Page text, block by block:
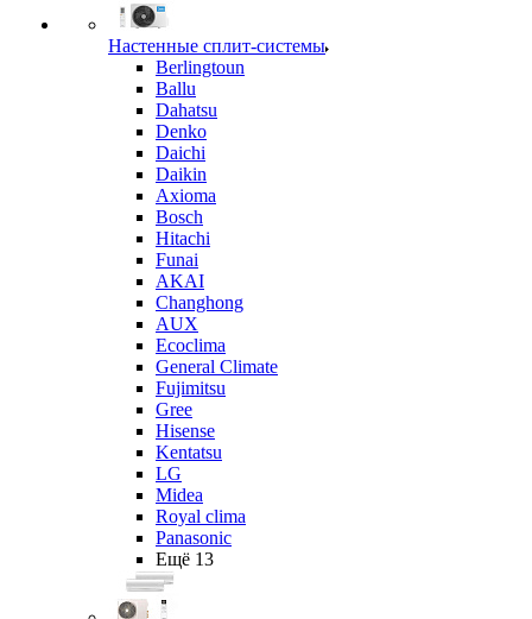
Настенные сплит-системы
Berlingtoun
Ballu
Dahatsu
Denko
Daichi
Daikin
Axioma
Bosch
Hitachi
Funai
AKAI
Changhong
AUX
Ecoclima
General Climate
Fujimitsu
Gree
Hisense
Kentatsu
LG
Midea
Royal clima
Panasonic
Ещё 13